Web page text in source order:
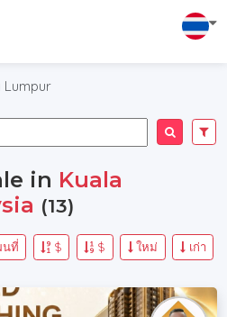
Lumpur
in Kuala
(13)
เก่า
ใหม่
$
$
นที่